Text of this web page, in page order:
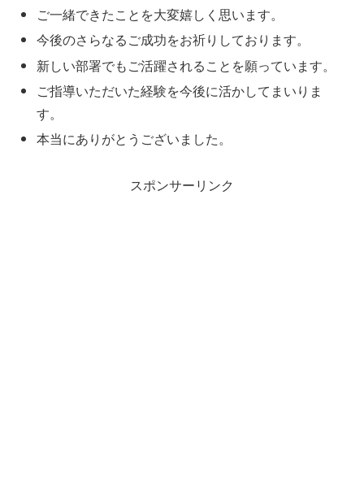
ご一緒できたことを大変嬉しく思います。
今後のさらなるご成功をお祈りしております。
新しい部署でもご活躍されることを願っています。
ご指導いただいた経験を今後に活かしてまいりま
す。
本当にありがとうございました。
スポンサーリンク